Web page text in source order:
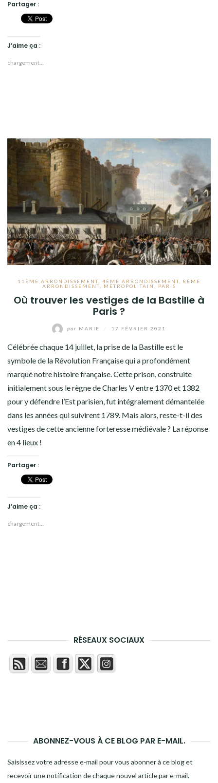
Partager :
J’aime ça :
chargement…
11ÈME ARRONDISSEMENT 4ÈME ARRONDISSEMENT
8ÈME
ARRONDISSEMENT, MÉTROPOLITAIN PARIS
Où trouver les vestiges de la Bastille à
Paris ?
par MARIE 17 FÉVRIER 2021
Célébrée chaque 14 juillet, la prise de la Bastille est le
symbole de la Révolution Française qui a profondément
marqué notre histoire française. Cette prison, construite
initialement sous le règne de Charles V entre 1370 et 1382
pour y défendre l’Est parisien, fut intégralement démantelée
dans les années qui suivirent 1789. Mais alors, reste-t-il des
vestiges de cette ancienne forteresse médiévale ? La réponse
en 4 lieux !
Partager :
J’aime ça :
chargement…
RÉSEAUX SOCIAUX
ABONNEZ-VOUS À CE BLOG PAR E-MAIL.
Saisissez votre adresse e-mail pour vous abonner à ce blog et
recevoir une notification de chaque nouvel article par e-mail.